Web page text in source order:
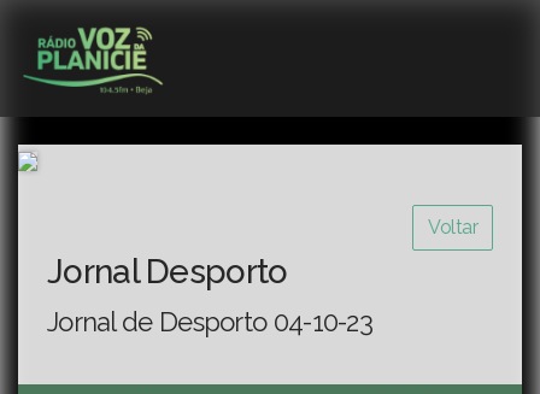
Voltar
Jornal Desporto
Jornal de Desporto 04-10-23